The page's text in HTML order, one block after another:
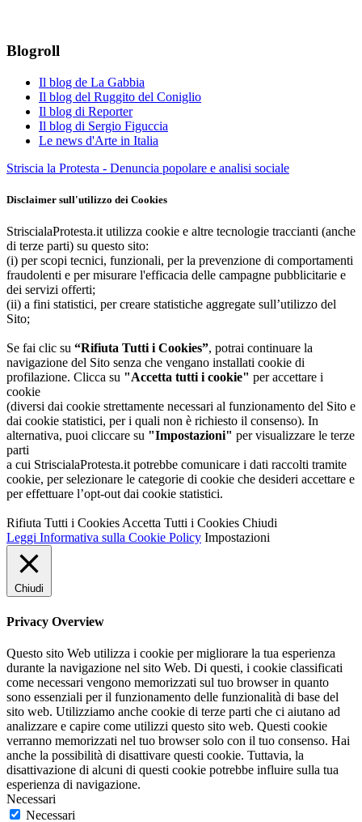
Blogroll
Il blog de La Gabbia
Il blog del Ruggito del Coniglio
Il blog di Reporter
Il blog di Sergio Figuccia
Le news d'Arte in Italia
Striscia la Protesta - Denuncia popolare e analisi sociale
Disclaimer sull'utilizzo dei Cookies
StriscialaProtesta.it utilizza cookie e altre tecnologie traccianti (anche
di terze parti) su questo sito:
(i) per scopi tecnici, funzionali, per la prevenzione di comportamenti
fraudolenti e per misurare l'efficacia delle campagne pubblicitarie e
dei servizi offerti;
(ii) a fini statistici, per creare statistiche aggregate sull’utilizzo del
Sito;
Se fai clic su “Rifiuta Tutti i Cookies”, potrai continuare la
navigazione del Sito senza che vengano installati cookie di
profilazione. Clicca su "Accetta tutti i cookie" per accettare i
cookie
(diversi dai cookie strettamente necessari al funzionamento del Sito e
dai cookie statistici, per i quali non è richiesto il consenso). In
alternativa, puoi cliccare su "Impostazioni" per visualizzare le terze
parti
a cui StriscialaProtesta.it potrebbe comunicare i dati raccolti tramite
cookie, per selezionare le categorie di cookie che desideri accettare e
per effettuare l’opt-out dai cookie statistici.
Rifiuta Tutti i Cookies Accetta Tutti i Cookies Chiudi
Leggi Informativa sulla Cookie Policy Impostazioni
Chiudi
Privacy Overview
Questo sito Web utilizza i cookie per migliorare la tua esperienza
durante la navigazione nel sito Web. Di questi, i cookie classificati
come necessari vengono memorizzati sul tuo browser in quanto
sono essenziali per il funzionamento delle funzionalità di base del
sito web. Utilizziamo anche cookie di terze parti che ci aiutano ad
analizzare e capire come utilizzi questo sito web. Questi cookie
verranno memorizzati nel tuo browser solo con il tuo consenso. Hai
anche la possibilità di disattivare questi cookie. Tuttavia, la
disattivazione di alcuni di questi cookie potrebbe influire sulla tua
esperienza di navigazione.
Necessari
Necessari